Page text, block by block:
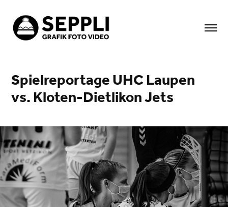
Spielreportage UHC Laupen
vs. Kloten-Dietlikon Jets